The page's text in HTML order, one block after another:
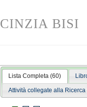
CINZIA BISI
Lista Completa (60)
Attività collegate alla Ricerca